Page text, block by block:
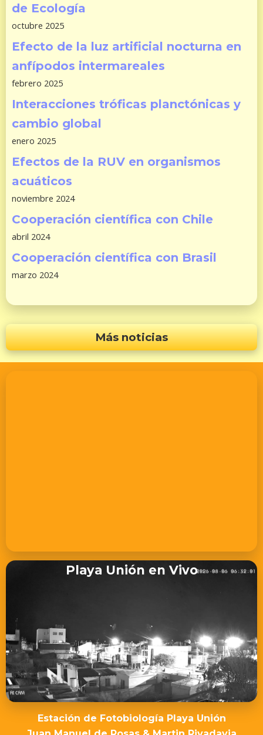
de Ecología
octubre 2025
Efecto de la luz artificial nocturna en
anfípodos intermareales
febrero 2025
Interacciones tróficas planctónicas y
cambio global
enero 2025
Efectos de la RUV en organismos
acuáticos
noviembre 2024
Cooperación científica con Chile
abril 2024
Cooperación científica con Brasil
marzo 2024
Más noticias
Playa Unión en Vivo
Estación de Fotobiología Playa Unión